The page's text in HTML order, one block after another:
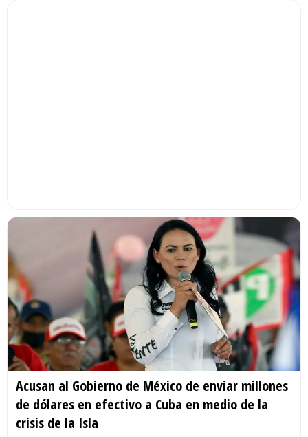
Acusan al Gobierno de México de enviar millones
de dólares en efectivo a Cuba en medio de la
crisis de la Isla